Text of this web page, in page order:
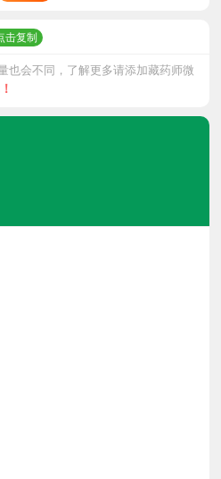
击复制
也会不同，了解更多请添加藏药师微